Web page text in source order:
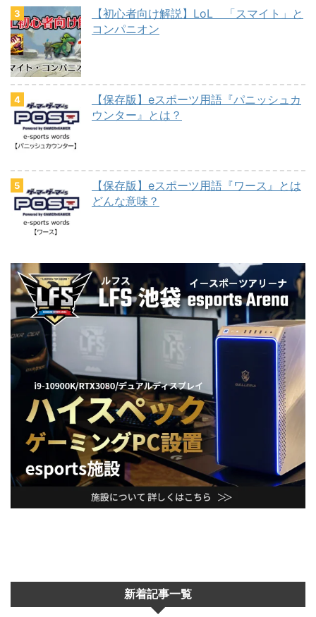
【初心者向け解説】LoL 「スマイト」と
コンパニオン
【保存版】eスポーツ用語『パニッシュカ
ウンター』とは？
【保存版】eスポーツ用語『ワース』とは
どんな意味？
新着記事一覧